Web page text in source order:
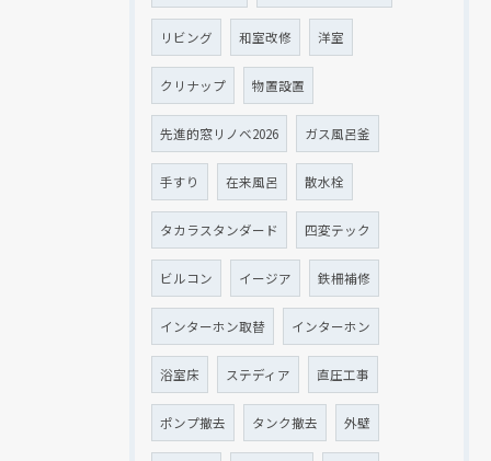
リビング 和室改修 洋室
クリナップ 物置設置
先進的窓リノベ2026 ガス風呂釜
手すり 在来風呂 散水栓
タカラスタンダード 四変テック
ビルコン イージア 鉄柵補修
インターホン取替 インターホン
浴室床 ステディア 直圧工事
ポンプ撤去 タンク撤去 外壁